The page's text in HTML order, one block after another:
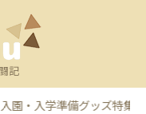
記
学準備グッズ特集